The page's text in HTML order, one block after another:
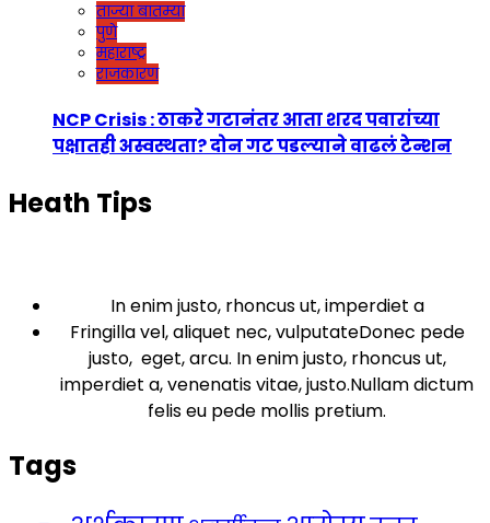
ताज्या बातम्या
पुणे
महाराष्ट्र
राजकारण
NCP Crisis : ठाकरे गटानंतर आता शरद पवारांच्या
पक्षातही अस्वस्थता? दोन गट पडल्याने वाढलं टेन्शन
Heath Tips
In enim justo, rhoncus ut, imperdiet a
Fringilla vel, aliquet nec, vulputateDonec pede
justo, eget, arcu. In enim justo, rhoncus ut,
imperdiet a, venenatis vitae, justo.Nullam dictum
felis eu pede mollis pretium.
Tags